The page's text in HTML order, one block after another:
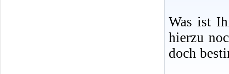
Was ist
hierzu
doch